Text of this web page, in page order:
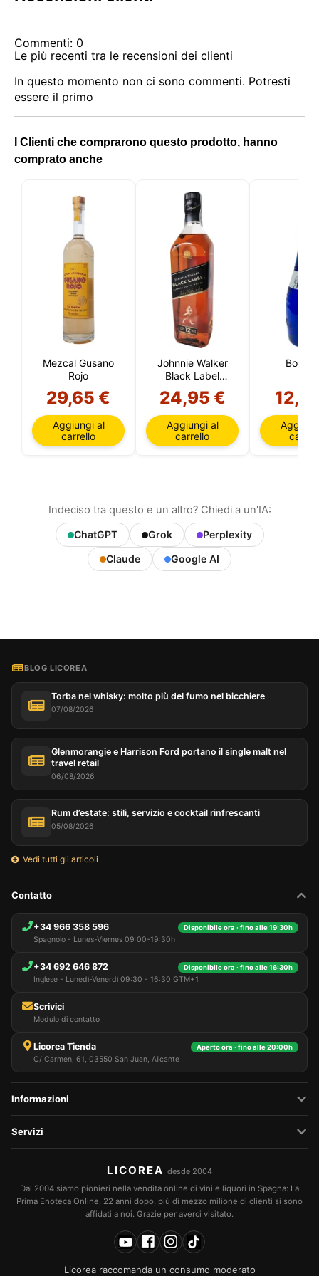
Commenti: 0
Le più recenti tra le recensioni dei clienti
In questo momento non ci sono commenti. Potresti
essere il primo
I Clienti che comprarono questo prodotto, hanno
comprato anche
Mezcal Gusano
Rojo
29,65 €
Aggiungi al
carrello
Johnnie Walker
Black Label
Riserva 12 Anni
24,95 €
Aggiungi al
carrello
Bols
Indeciso tra questo e un altro? Chiedi a un'IA:
ChatGPT Grok
Perplexity
Claude
Google AI
BLOG LICOREA
Torba nel whisky: molto più del fumo nel bicchiere
07/08/2026
Glenmorangie e Harrison Ford portano il single malt nel
travel retail
06/08/2026
Rum d’estate: stili, servizio e cocktail rinfrescanti
05/08/2026
Vedi tutti gli articoli
Contatto
+34 966 358 596 Disponibile ora · fino alle 19:30h
Spagnolo - Lunes-Viernes 09:00-19:30h
+34 692 646 872 Disponibile ora · fino alle 16:30h
Inglese - Lunedì-Venerdì 09:30 - 16:30 GTM+1
Scrivici
Modulo di contatto
Licorea Tienda Aperto ora · fino alle 20:00h
C/ Carmen, 61, 03550 San Juan, Alicante
Informazioni
Servizi
LICOREA desde 2004
Dal 2004 siamo pionieri nella vendita online di vini e liquori in Spagna: La
Prima Enoteca Online. 22 anni dopo, più di mezzo milione di clienti si sono
affidati a noi. Grazie per averci visitato.
Licorea raccomanda un consumo moderato